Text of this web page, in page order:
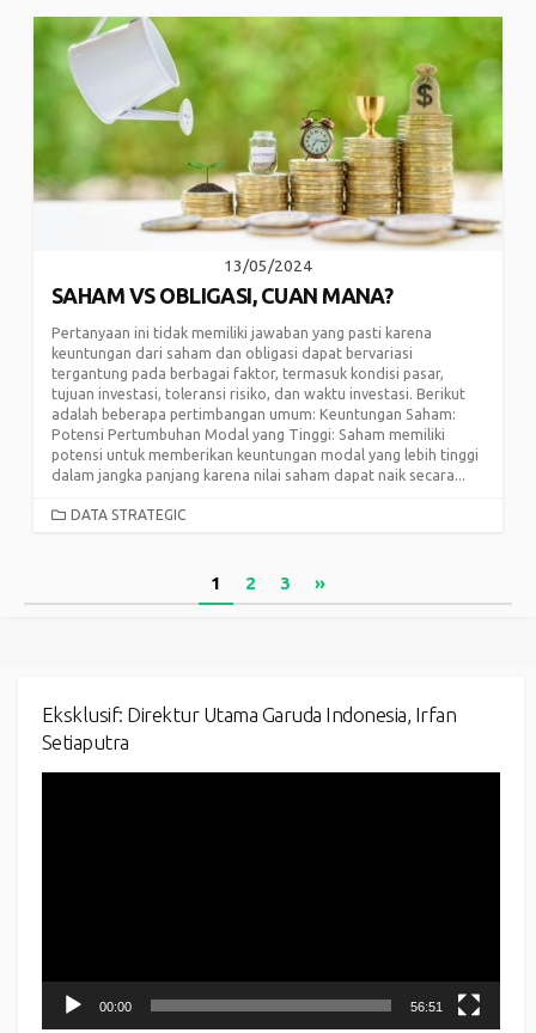
13/05/2024
SAHAM VS OBLIGASI, CUAN MANA?
Pertanyaan ini tidak memiliki jawaban yang pasti karena
keuntungan dari saham dan obligasi dapat bervariasi
tergantung pada berbagai faktor, termasuk kondisi pasar,
tujuan investasi, toleransi risiko, dan waktu investasi. Berikut
adalah beberapa pertimbangan umum: Keuntungan Saham:
Potensi Pertumbuhan Modal yang Tinggi: Saham memiliki
potensi untuk memberikan keuntungan modal yang lebih tinggi
dalam jangka panjang karena nilai saham dapat naik secara...
CATEGORIES
DATA STRATEGIC
1 2 3 »
Eksklusif: Direktur Utama Garuda Indonesia, Irfan
Setiaputra
00:00 56:51